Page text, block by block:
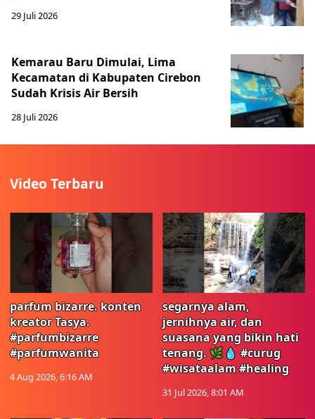
29 Juli 2026
Kemarau Baru Dimulai, Lima
Kecamatan di Kabupaten Cirebon
Sudah Krisis Air Bersih
28 Juli 2026
Video Terbaru
parfum bizarre. konten
kreator Tasya.
#parfumbizarre
#parfumwanita
4 Aug 2026, 6:16 AM
segarnya alam,
jernihnya air, dan
suasana yang bikin hati
tenang. 🌿💧 #curug
#wisataalam #healing
31 Jul 2026, 8:01 AM